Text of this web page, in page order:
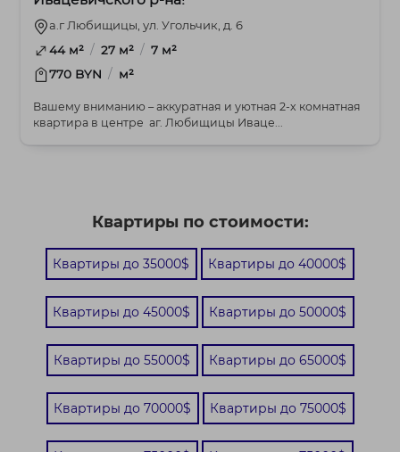
а.г Любищицы, ул. Угольчик, д. 6
44 м² / 27 м² / 7 м²
770 BYN / м²
Вашему вниманию – аккуратная и уютная 2-х комнатная
квартира в центре аг. Любищицы Иваце...
Квартиры по стоимости:
Квартиры до 35000$ Квартиры до 40000$
Квартиры до 45000$ Квартиры до 50000$
Квартиры до 55000$ Квартиры до 65000$
Квартиры до 70000$ Квартиры до 75000$